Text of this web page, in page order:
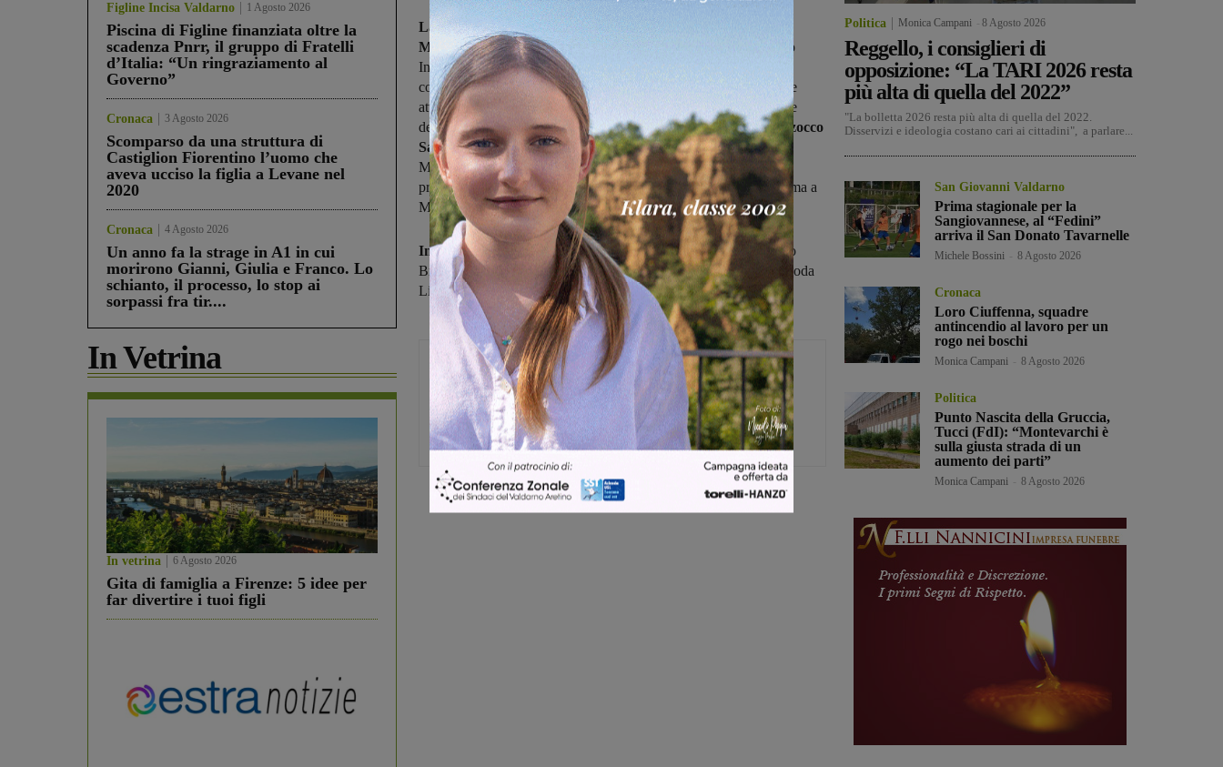
Figline Incisa Valdarno 1 Agosto 2026
Piscina di Figline finanziata oltre la
scadenza Pnrr, il gruppo di Fratelli
d’Italia: “Un ringraziamento al
Governo”
Cronaca 3 Agosto 2026
Scomparso da una struttura di
Castiglion Fiorentino l’uomo che
aveva ucciso la figlia a Levane nel
2020
Cronaca 4 Agosto 2026
Un anno fa la strage in A1 in cui
morirono Gianni, Giulia e Franco. Lo
schianto, il processo, lo stop ai
sorpassi fra tir....
In Vetrina
In vetrina 6 Agosto 2026
Gita di famiglia a Firenze: 5 idee per
far divertire i tuoi figli
La prima piazzanel campionato di serie D parla valdarnese:
Montevarchiinfatti, battendo domenica scorsa per 5-0 il Calcetto
Insieme (reti di Bigazzi, Bertozzi e Grifoni più due autoreti) ha
conquistato la vetta. Al secondo posto in tandem con il Filecchio e
attardata di un punto (con una partita in più in quanto, a differenze
delle montevarchine, non ha effettuato il turno di riposo),la Marzocco
Sangiovannese,reduce dal successo per 2-0 (in gol Tognaccini e
Monciatti) sul Bellaria Cappuccini.La battaglia per la vetta
si
presenta quindi molto interessante, tanto più che domenica prossima a
Montevarchisarà derby.
In serie C la Vigor calcio femminilesuperando per 0-2 (a segno
Briccolani nel primo tempo e Balloni nella ripresa) il fanalino di coda
Livorno Sorgenti ha colto lasesta vittoria consecutiva.
Michele Bossini
Politica Monica Campani 8 Agosto 2026
Reggello, i consiglieri di
opposizione: “La TARI 2026 resta
più alta di quella del 2022”
"La bolletta 2026 resta più alta di quella del 2022.
Disservizi e ideologia costano cari ai cittadini", a parlare...
San Giovanni Valdarno
Prima stagionale per la
Sangiovannese, al “Fedini”
arriva il San Donato Tavarnelle
Michele Bossini 8 Agosto 2026
Cronaca
Loro Ciuffenna, squadre
antincendio al lavoro per un
rogo nei boschi
Monica Campani 8 Agosto 2026
Politica
Punto Nascita della Gruccia,
Tucci (FdI): “Montevarchi è
sulla giusta strada di un
aumento dei parti”
Monica Campani 8 Agosto 2026